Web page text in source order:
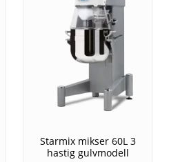
Starmix mikser 60L 3
hastig gulvmodell